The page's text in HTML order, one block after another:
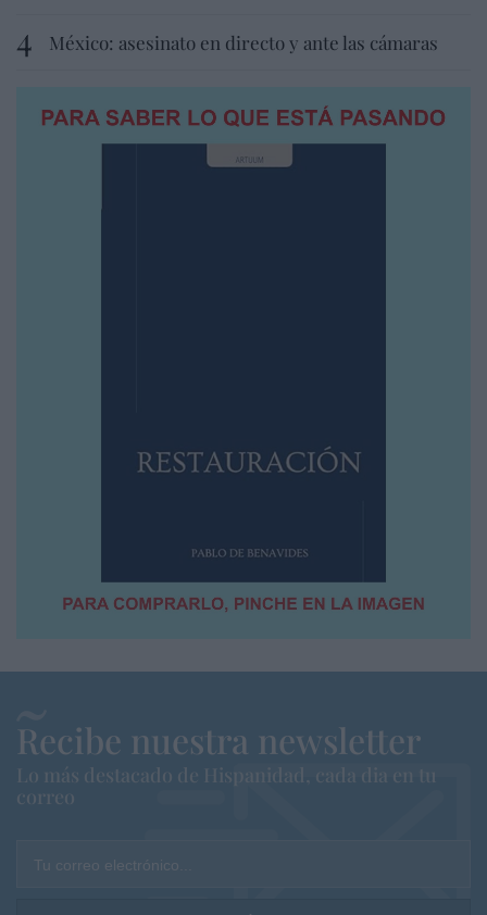
México: asesinato en directo y ante las cámaras
Recibe nuestra newsletter
Lo más destacado de Hispanidad, cada dia en tu
correo
Tu correo electrónico...